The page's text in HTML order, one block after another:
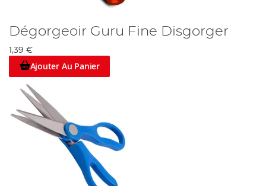
Dégorgeoir Guru Fine Disgorger
1,39 €
Ajouter Au Panier